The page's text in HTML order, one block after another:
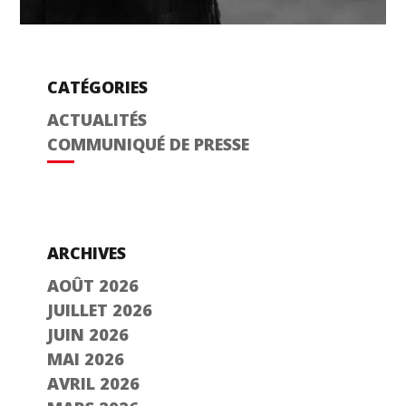
CATÉGORIES
ACTUALITÉS
COMMUNIQUÉ DE PRESSE
ARCHIVES
AOÛT 2026
JUILLET 2026
JUIN 2026
MAI 2026
AVRIL 2026